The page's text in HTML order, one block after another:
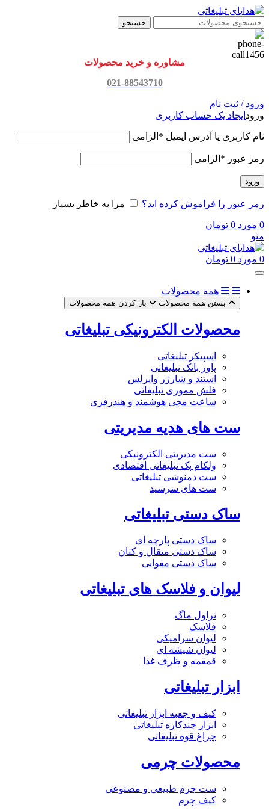
جستجو
مشاوره و خرید محصولات
021-88543710
ورود / ثبت نام
ورود ایجاد یک حساب کاربری
نام کاربری یا آدرس ایمیل * الزامی
رمز عبور * الزامی
ورود
رمز عبور را فراموش کرده اید؟ مرا به خاطر بسپار
0 مورد 0 تومان
منو
0 مورد 0 تومان
همه محصولات
بستن همه محصولات باز کردن همه محصولات
محصولات الکترونیکی تبلیغاتی
اسپیکر تبلیغاتی
پاور بانک تبلیغاتی
استند و شارژر وایرلس
فلش مموری تبلیغاتی
ساعت مچی هوشمند و هندزفری
ست های هدیه مدیریتی
ست مدیریتی الکترونیکی
ولکام پک تبلیغاتی اقتصادی
ست دمنوشی تبلیغاتی
ست های سرسید
ساک دستی تبلیغاتی
ساک دستی پارچه ای
ساک دستی متقال و کتان
ساک دستی مقوایی
لیوان و فلاسک های تبلیغاتی
تراول ماگ
فلاسک
لیوان سرامیکی
لیوان شیشه ای
قمقمه و ظرف غذا
ابزار تبلیغاتی
کیف و جعبه ابزار تبلیغاتی
ابزار چندکاره تبلیغاتی
چراغ قوه تبلیغاتی
محصولات چرمی
ست چرم طبیعی و مصنوعی
کیف چرم